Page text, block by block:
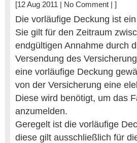
[12 Aug 2011 | No Comment | ]
Die vorläufige Deckung ist
Sie gilt für den Zeitraum
endgültigen Annahme durch
Versendung des
eine vorläufige Deckung
von der Versicherung eine
Diese wird benötigt, um das
anzumelden.
Geregelt ist die vorläufige
diese gilt ausschließlich für